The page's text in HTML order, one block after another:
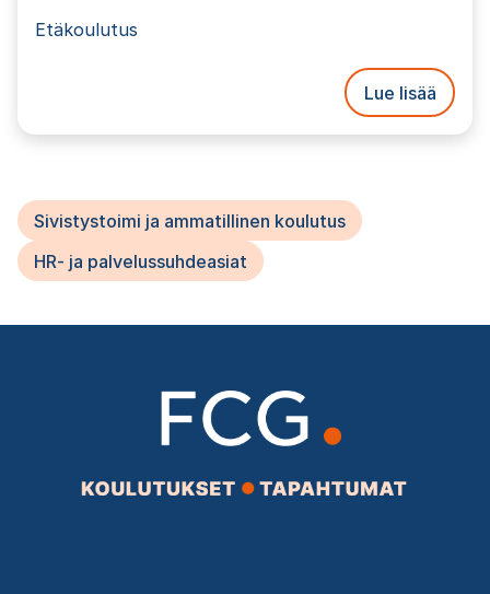
Etäkoulutus
Lue lisää
Sivistystoimi ja ammatillinen koulutus
HR- ja palvelussuhdeasiat